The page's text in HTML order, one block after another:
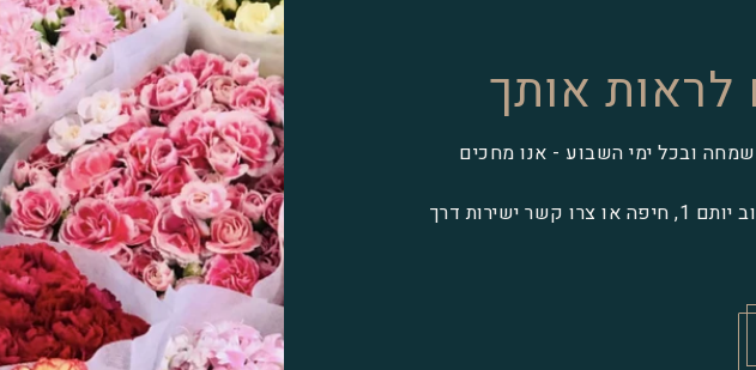
לראות אותך
ובכל ימי השבוע - אנו מחכים
בקרו אותנו ברחוב יותם 1, חיפה או צרו קשר ישירות דרך